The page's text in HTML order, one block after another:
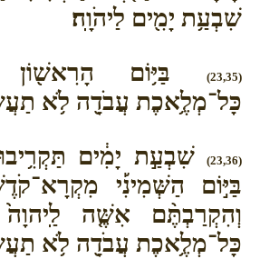
שִׁבְעַ֥ת יָמִ֖ים לַיהֹוָֽה׃
(23,35)
בַּיּ֥וֹם הָרִאשׁ֖וֹן
כָּל־מְלֶ֥אכֶת עֲבֹדָ֖ה לֹ֥א
(23,36)
שִׁבְעַ֣ת יָמִ֔ים
בַּיּ֣וֹם הַשְּׁמִינִ֡י
וְהִקְרַבְתֶּ֨ם אִשֶּׁ֤ה
כָּל־מְלֶ֥אכֶת עֲבֹדָ֖ה לֹ֥א